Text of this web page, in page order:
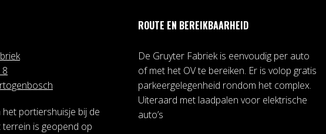
het portiershuisje bij de
terrein is geopend op
ROUTE EN BEREIKBAARHEID
De Gruyter Fabriek is eenvoudig per auto
of met het OV te bereiken. Er is volop gratis
parkeergelegenheid rondom het complex.
Uiteraard met laadpalen voor elektrische
auto’s